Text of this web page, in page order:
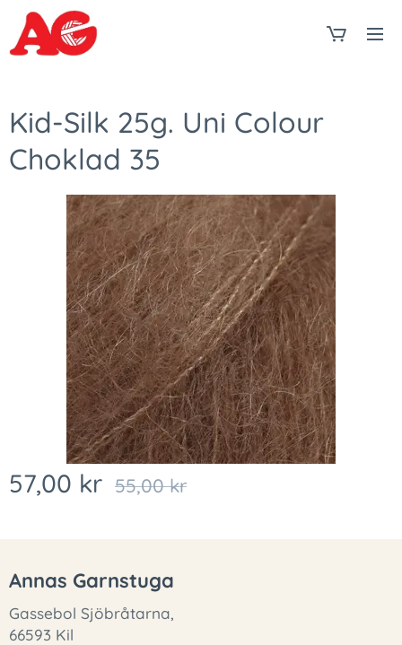
Kid-Silk 25g. Uni Colour
Choklad 35
57,00 kr 55,00kr
Annas Garnstuga
Gassebol Sjöbråtarna,
66593 Kil